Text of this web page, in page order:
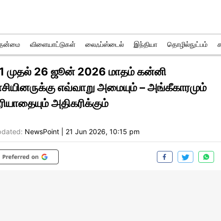
விளையாட்டுகள் லைஃப்ஸ்டைல் இந்தியா தொழில்நுட்பம்
முதல் 26 ஜூன் 2026 மாதம் கன்னி
எவ்வாறு அமையும் – அங்கீகாரமும்
அதிகரிக்கும்
NewsPoint 21 Jun 2026, 10:15 pm